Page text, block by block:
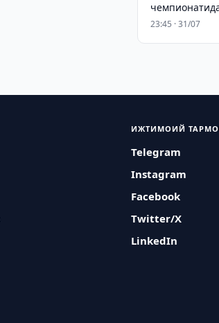
23:45 · 31/07
ИЖТИМОИЙ
Telegram
Instagram
Facebook
Twitter/X
LinkedIn